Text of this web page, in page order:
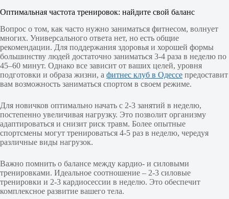
Оптимальная частота тренировок: найдите свой баланс
Вопрос о том, как часто нужно заниматься фитнесом, волнует
многих. Универсального ответа нет, но есть общие
рекомендации. Для поддержания здоровья и хорошей формы
большинству людей достаточно заниматься 3-4 раза в неделю по
45–60 минут. Однако все зависит от ваших целей, уровня
подготовки и образа жизни, а фитнес клуб в Одессе предоставит
вам возможность заниматься спортом в своем режиме.
Для новичков оптимально начать с 2-3 занятий в неделю,
постепенно увеличивая нагрузку. Это позволит организму
адаптироваться и снизит риск травм. Более опытные
спортсмены могут тренироваться 4-5 раз в неделю, чередуя
различные виды нагрузок.
Важно помнить о балансе между кардио- и силовыми
тренировками. Идеальное соотношение – 2-3 силовые
тренировки и 2-3 кардиосессии в неделю. Это обеспечит
комплексное развитие вашего тела.